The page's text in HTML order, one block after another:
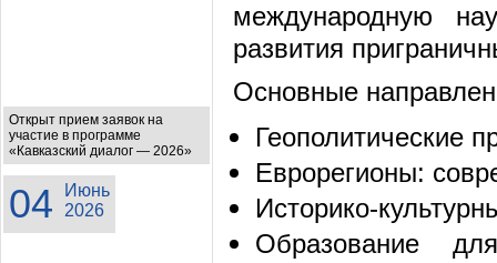
Открыт прием заявок на
участие в программе
«Кавказский диалог — 2026»
04
Июнь
2026
международную
развития
Основные
Геополитические
Еврорегионы:
Историко-
Образование